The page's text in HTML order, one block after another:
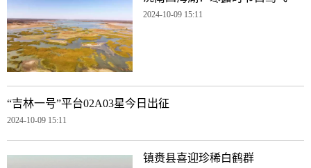
2024-10-09 15:11
“吉林一号”平台02A03星今日出征
2024-10-09 15:11
镇赉县喜迎珍稀白鹤群